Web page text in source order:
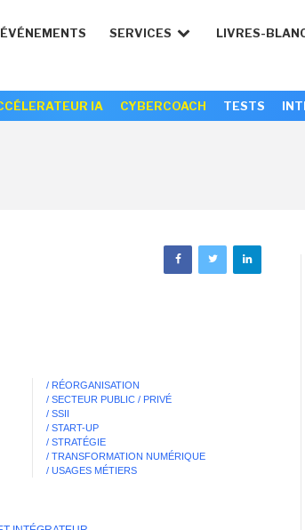
ÉVÉNEMENTS SERVICES LIVRES-
IA CYBERCOACH TESTS
/ RÉORGANISATION
/ SECTEUR PUBLIC / PRIVÉ
/ SSII
/ START-UP
/ STRATÉGIE
/ TRANSFORMATION NUMÉRIQUE
/ USAGES MÉTIERS